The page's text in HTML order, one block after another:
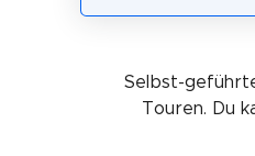
Selbst-
Touren. Du